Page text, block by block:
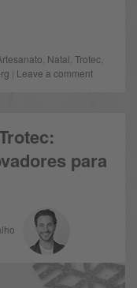
Natal Trotec,
| Leave a comment
para